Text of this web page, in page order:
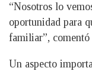
“Nosotros lo
oportunidad para
familiar”,
Un aspecto